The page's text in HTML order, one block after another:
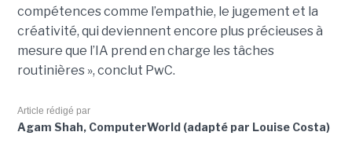
compétences comme l’empathie, le jugement et la
créativité, qui deviennent encore plus précieuses à
mesure que l’IA prend en charge les tâches
routinières », conclut PwC.
Article rédigé par
Agam Shah, ComputerWorld (adapté par Louise Costa)